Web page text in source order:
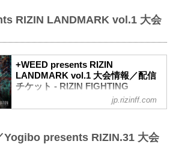
RIZIN LANDMARK vol.1 大会
+WEED presents RIZIN
LANDMARK vol.1 大会情報／配信
チケット - RIZIN FIGHTING
FEDERATION オフィシャルサイト
+WEED presents RIZIN LANDMARK
jp.rizinff.com
Yogibo presents RIZIN.31 大会